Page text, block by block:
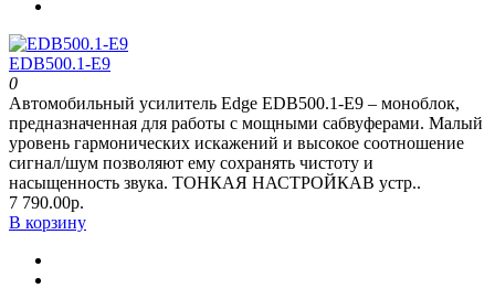
EDB500.1-E9
0
Автомобильный усилитель Edge EDB500.1-E9 – моноблок,
предназначенная для работы с мощными сабвуферами. Малый
уровень гармонических искажений и высокое соотношение
сигнал/шум позволяют ему сохранять чистоту и
насыщенность звука. ТОНКАЯ НАСТРОЙКАВ устр..
7 790.00р.
В корзину